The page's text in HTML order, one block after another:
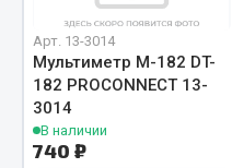
Лента конвейерная
Манжеты
Паронит
Патрубки
Прокладки
Рукава высокого давления
Арт. 13-3014
Мультиметр М-182 DT-
182 PROCONNECT 13-
3014
В наличии
740 ₽